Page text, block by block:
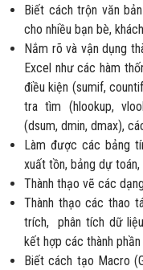
Biết cách trộn văn
cho nhiều bạn bè,
Nắm rõ và vận dụng
Excel như các hàm
điều kiện (sumif,
tra tìm (hlookup,
(dsum, dmin, dmax),
Làm được các bảng
xuất tồn, bảng dự
Thành thạo vẽ các
Thành thạo các thao
trích, phân tích dữ
kết hợp các thành
Biết cách tạo Macro